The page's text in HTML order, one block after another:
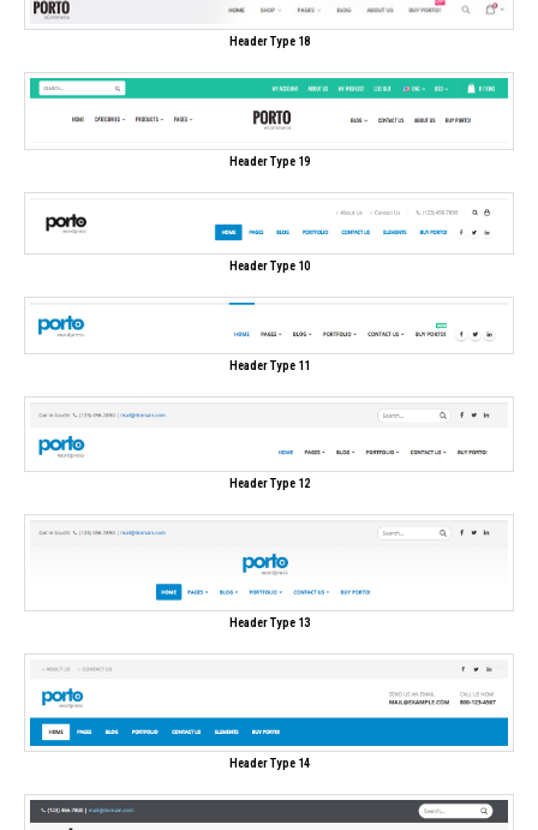
Header Type 18
Header Type 19
Header Type 10
Header Type 11
Header Type 12
Header Type 13
Header Type 14